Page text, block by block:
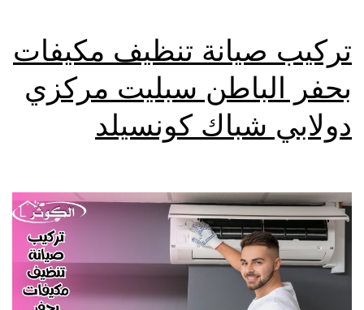
تركيب صيانة تنظيف مكيفات
بحفر الباطن سبليت مركزي
دولابي شباك كونسيلد